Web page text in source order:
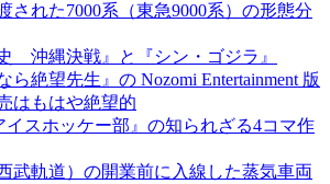
された7000系（東急9000系）の形態分
沖縄決戦』と『シン・ゴジラ』
ら絶望先生』の Nozomi Entertainment 版
はもはや絶望的
イスホッケー部』の知られざる4コマ作
武軌道）の開業前に入線した蒸気車両